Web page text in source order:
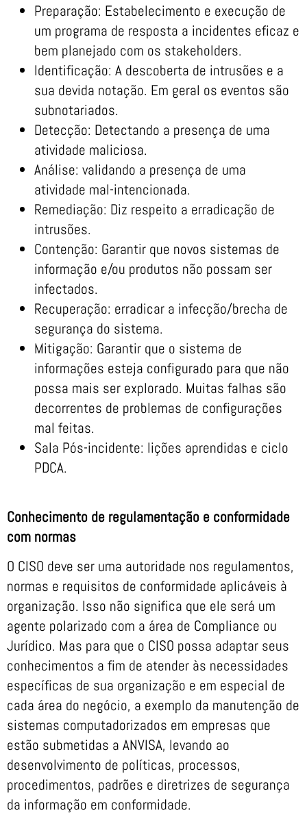
Preparação: Estabelecimento e execução de
um programa de resposta a incidentes eficaz e
bem planejado com os stakeholders.
Identificação: A descoberta de intrusões e a
sua devida notação. Em geral os eventos são
subnotariados.
Detecção: Detectando a presença de uma
atividade maliciosa.
Análise: validando a presença de uma
atividade mal-intencionada.
Remediação: Diz respeito a erradicação de
intrusões.
Contenção: Garantir que novos sistemas de
informação e/ou produtos não possam ser
infectados.
Recuperação: erradicar a infecção/brecha de
segurança do sistema.
Mitigação: Garantir que o sistema de
informações esteja configurado para que não
possa mais ser explorado. Muitas falhas são
decorrentes de problemas de configurações
mal feitas.
Sala Pós-incidente: lições aprendidas e ciclo
PDCA.
Conhecimento de regulamentação e conformidade
com normas
O CISO deve ser uma autoridade nos regulamentos,
normas e requisitos de conformidade aplicáveis ​​à
organização. Isso não significa que ele será um
agente polarizado com a área de Compliance ou
Jurídico. Mas para que o CISO possa adaptar seus
conhecimentos a fim de atender às necessidades
específicas de sua organização e em especial de
cada área do negócio, a exemplo da manutenção de
sistemas computadorizados em empresas que
estão submetidas a ANVISA, levando ao
desenvolvimento de políticas, processos,
procedimentos, padrões e diretrizes de segurança
da informação em conformidade.